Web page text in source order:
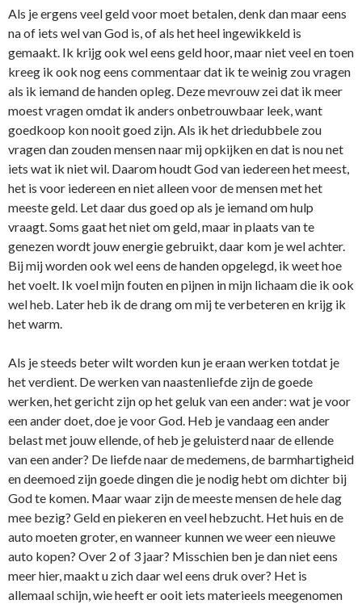
Als je ergens veel geld voor moet betalen, denk dan maar eens
na of iets wel van God is, of als het heel ingewikkeld is
gemaakt. Ik krijg ook wel eens geld hoor, maar niet veel en toen
kreeg ik ook nog eens commentaar dat ik te weinig zou vragen
als ik iemand de handen opleg. Deze mevrouw zei dat ik meer
moest vragen omdat ik anders o­nbetrouwbaar leek, want
goedkoop kon nooit goed zijn. Als ik het driedubbele zou
vragen dan zouden mensen naar mij opkijken en dat is nou net
iets wat ik niet wil. Daarom houdt God van iedereen het meest,
het is voor iedereen en niet alleen voor de mensen met het
meeste geld. Let daar dus goed op als je iemand om hulp
vraagt. Soms gaat het niet om geld, maar in plaats van te
genezen wordt jouw energie gebruikt, daar kom je wel achter.
Bij mij worden ook wel eens de handen opgelegd, ik weet hoe
het voelt. Ik voel mijn fouten en pijnen in mijn lichaam die ik ook
wel heb. Later heb ik de drang om mij te verbeteren en krijg ik
het warm.
Als je steeds beter wilt worden kun je eraan werken totdat je
het verdient. De werken van naastenliefde zijn de goede
werken, het gericht zijn op het geluk van een ander: wat je voor
een ander doet, doe je voor God. Heb je vandaag een ander
belast met jouw ellende, of heb je geluisterd naar de ellende
van een ander? De liefde naar de medemens, de barmhartigheid
en deemoed zijn goede dingen die je nodig hebt om dichter bij
God te komen. Maar waar zijn de meeste mensen de hele dag
mee bezig? Geld en piekeren en veel hebzucht. Het huis en de
auto moeten groter, en wanneer kunnen we weer een nieuwe
auto kopen? Over 2 of 3 jaar? Misschien ben je dan niet eens
meer hier, maakt u zich daar wel eens druk over? Het is
allemaal schijn, wie heeft er ooit iets materieels meegenomen